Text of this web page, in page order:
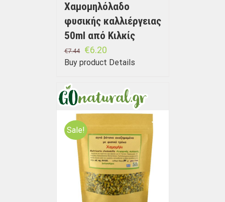
Χαμομηλόλαδο
φυσικής καλλιέργειας
50ml από Κιλκίς
€7.44 €6.20
Buy product Details
Sale!